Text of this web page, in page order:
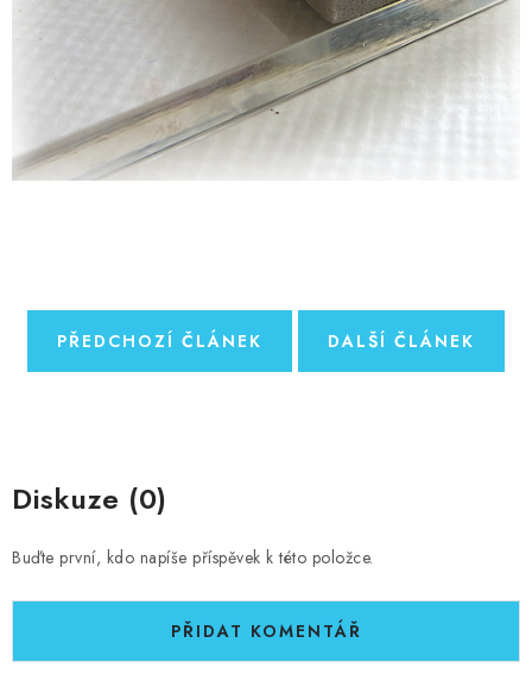
PŘEDCHOZÍ ČLÁNEK DALŠÍ ČLÁNEK
Diskuze (0)
Buďte první, kdo napíše příspěvek k této položce.
PŘIDAT KOMENTÁŘ